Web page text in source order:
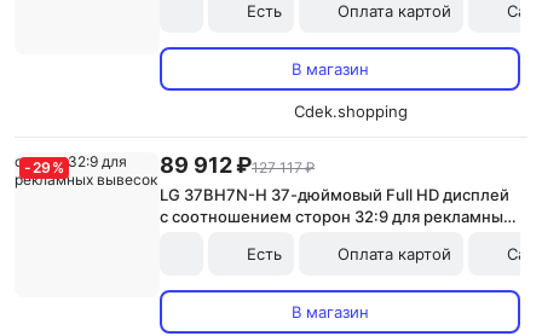
Есть
Оплата картой
В магазин
Cdek.shopping
-29 % 89 912 ₽127 117 ₽
LG 37BH7N-H 37-дюймовый Full HD дисплей
с соотношением сторон 32:9 для рекламных
Есть
Оплата картой
В магазин